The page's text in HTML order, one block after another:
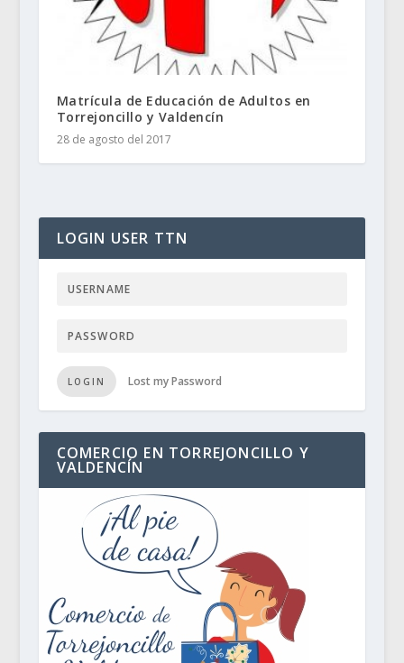
Matrícula de Educación de Adultos en
Torrejoncillo y Valdencín
28 de agosto del 2017
LOGIN USER TTN
LOGIN Lost my Password
COMERCIO EN TORREJONCILLO Y
VALDENCÍN